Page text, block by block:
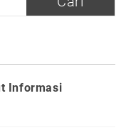
Informasi